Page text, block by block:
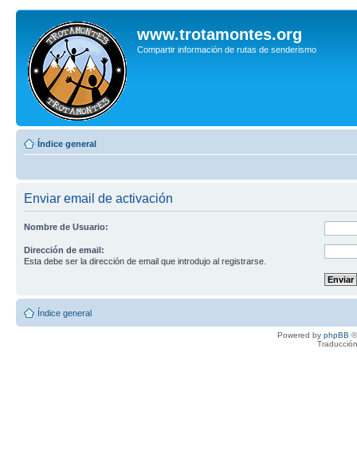
www.trotamontes.org
Compartir información de rutas de senderismo
Índice general
Enviar email de activación
Nombre de Usuario:
Dirección de email:
Esta debe ser la dirección de email que introdujo al registrarse.
Índice general
Powered by phpBB